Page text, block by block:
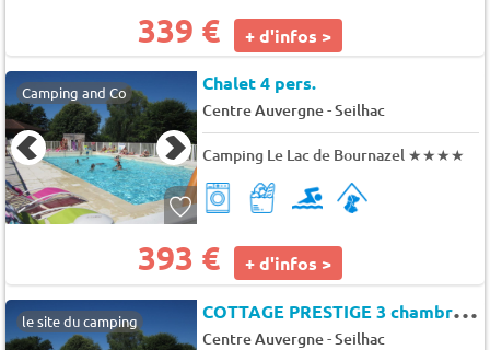
339 € + d'infos >
Camping and Co Chalet 4 pers.
Centre Auvergne-Seilhac
Camping Le Lac de Bournazel ★★★★
393 € + d'infos >
le site du camping C
OTTAGE PRESTIGE 3 chambres 6 pers.
Centre Auvergne-Seilhac